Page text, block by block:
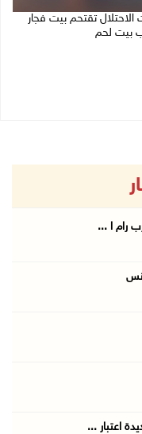
الاحتلال تقتحم بيت فجار
بيت لحم
رام ا ...
اعتبار ...